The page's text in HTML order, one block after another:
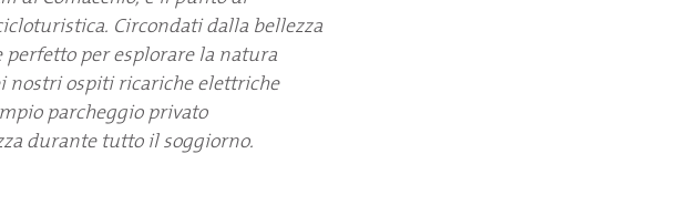
Circondati dalla bellezza
perfetto per esplorare la natura
nostri ospiti ricariche elettriche
parcheggio privato
durante tutto il soggiorno.